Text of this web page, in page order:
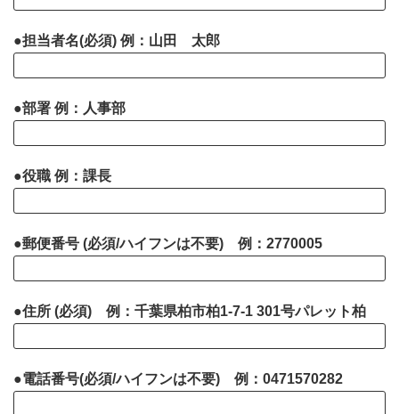
●担当者名(必須) 例：山田 太郎
●部署 例：人事部
●役職 例：課長
●郵便番号 (必須/ハイフンは不要) 例：2770005
●住所 (必須) 例：千葉県柏市柏1-7-1 301号パレット柏
●電話番号(必須/ハイフンは不要) 例：0471570282